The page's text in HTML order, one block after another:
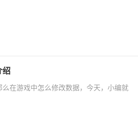
绍
在游戏中怎么修改数据，今天，小编就